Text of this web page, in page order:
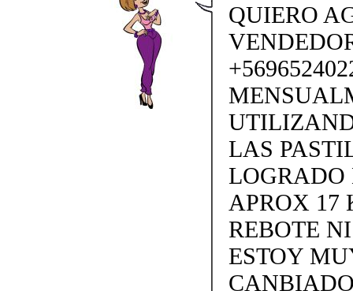
QUIERO
LAS
LOGRADO
APROX 17
REBOTE
ESTOY